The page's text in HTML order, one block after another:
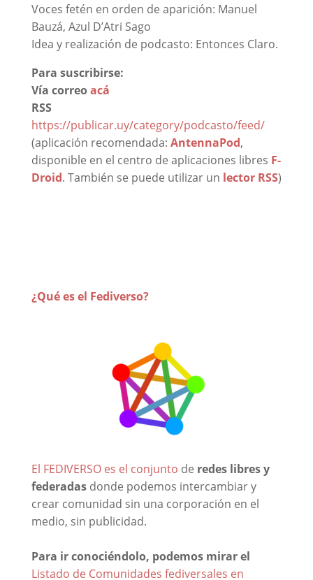
Voces fetén en orden de aparición: Manuel
Bauzá, Azul D’Atri Sago
Idea y realización de podcasto: Entonces Claro.
Para suscribirse:
Vía correoacá
RSS
https://publicar.uy/category/podcasto/feed/
(aplicación recomendada: AntennaPod,
disponible en el centro de aplicaciones libres F-
Droid. También se puede utilizar un lector RSS)
¿Qué es el Fediverso?
El FEDIVERSO es el conjunto de redes libres y
federadas donde podemos intercambiar y
crear comunidad sin una corporación en el
medio, sin publicidad.
Para ir conociéndolo, podemos mirar el
Listado de Comunidades fediversales en